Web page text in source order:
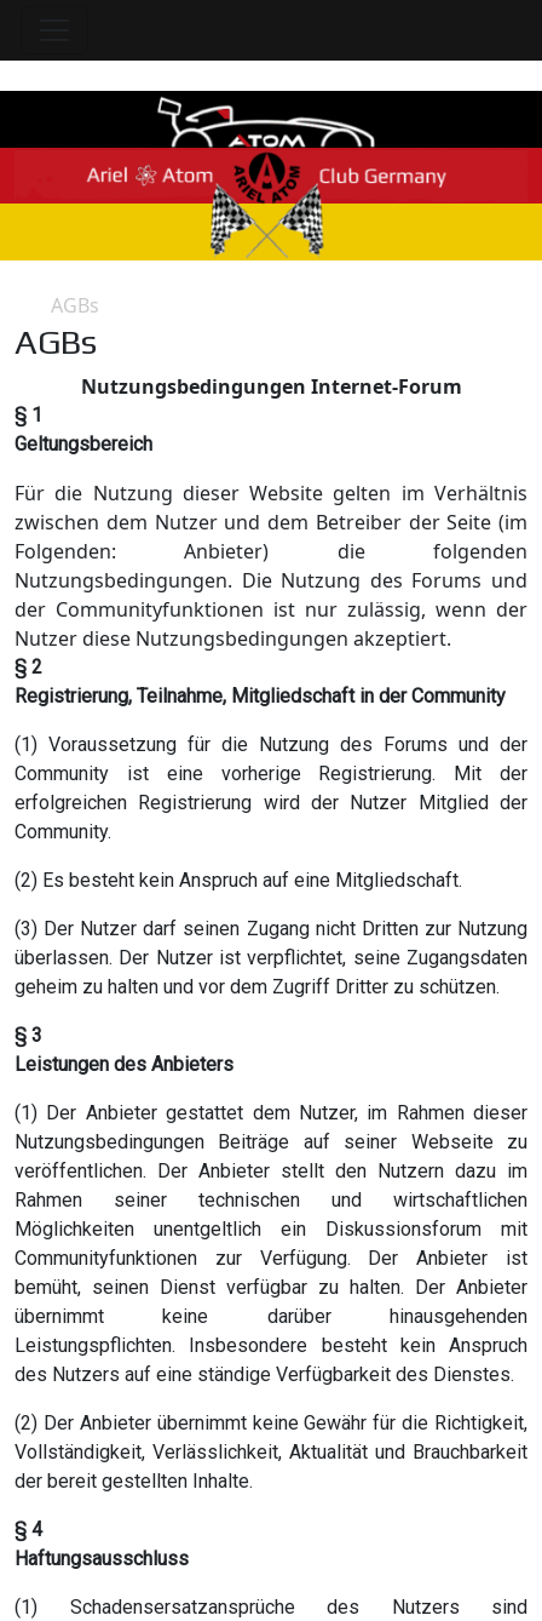
AGBs
AGBs
Nutzungsbedingungen Internet-Forum
§ 1
Geltungsbereich
Für die Nutzung dieser Website gelten im Verhältnis
zwischen dem Nutzer und dem Betreiber der Seite (im
Folgenden: Anbieter) die folgenden
Nutzungsbedingungen. Die Nutzung des Forums und
der Communityfunktionen ist nur zulässig, wenn der
Nutzer diese Nutzungsbedingungen akzeptiert.
§ 2
Registrierung, Teilnahme, Mitgliedschaft in der Community
(1) Voraussetzung für die Nutzung des Forums und der
Community ist eine vorherige Registrierung. Mit der
erfolgreichen Registrierung wird der Nutzer Mitglied der
Community.
(2) Es besteht kein Anspruch auf eine Mitgliedschaft.
(3) Der Nutzer darf seinen Zugang nicht Dritten zur Nutzung
überlassen. Der Nutzer ist verpflichtet, seine Zugangsdaten
geheim zu halten und vor dem Zugriff Dritter zu schützen.
§ 3
Leistungen des Anbieters
(1) Der Anbieter gestattet dem Nutzer, im Rahmen dieser
Nutzungsbedingungen Beiträge auf seiner Webseite zu
veröffentlichen. Der Anbieter stellt den Nutzern dazu im
Rahmen seiner technischen und wirtschaftlichen
Möglichkeiten unentgeltlich ein Diskussionsforum mit
Communityfunktionen zur Verfügung. Der Anbieter ist
bemüht, seinen Dienst verfügbar zu halten. Der Anbieter
übernimmt keine darüber hinausgehenden
Leistungspflichten. Insbesondere besteht kein Anspruch
des Nutzers auf eine ständige Verfügbarkeit des Dienstes.
(2) Der Anbieter übernimmt keine Gewähr für die Richtigkeit,
Vollständigkeit, Verlässlichkeit, Aktualität und Brauchbarkeit
der bereit gestellten Inhalte.
§ 4
Haftungsausschluss
(1) Schadensersatzansprüche des Nutzers sind